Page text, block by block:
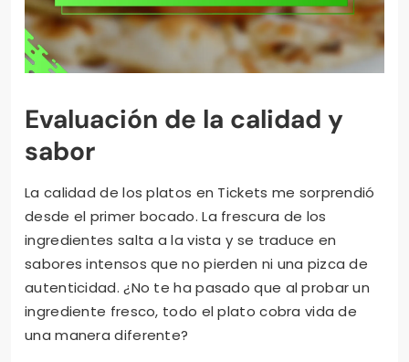
Evaluación de la calidad y
sabor
La calidad de los platos en Tickets me sorprendió
desde el primer bocado. La frescura de los
ingredientes salta a la vista y se traduce en
sabores intensos que no pierden ni una pizca de
autenticidad. ¿No te ha pasado que al probar un
ingrediente fresco, todo el plato cobra vida de
una manera diferente?